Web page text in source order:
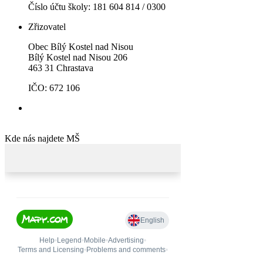
Číslo účtu školy: 181 604 814 / 0300
Zřizovatel
Obec Bílý Kostel nad Nisou
Bílý Kostel nad Nisou 206
463 31 Chrastava
IČO: 672 106
Kde nás najdete MŠ